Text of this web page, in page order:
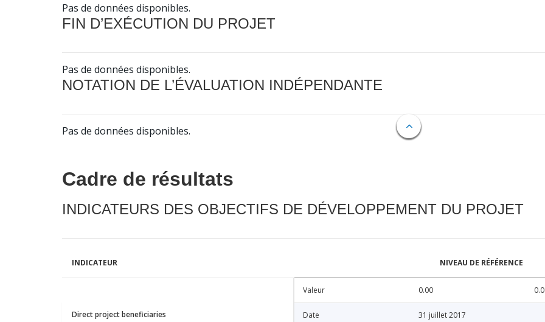
Pas de données disponibles.
FIN D’EXÉCUTION DU PROJET
Pas de données disponibles.
NOTATION DE L’ÉVALUATION INDÉPENDANTE
Pas de données disponibles.
Cadre de résultats
INDICATEURS DES OBJECTIFS DE DÉVELOPPEMENT DU PROJET
INDICATEUR NIVEAU DE RÉFÉRENCE
Direct project beneficiaries
Valeur 0.00
Date 31 juillet 2017